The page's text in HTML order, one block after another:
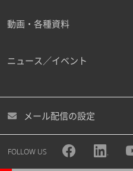
動画・各種資料
ニュース／イベント
メール配信の設定
FOLLOW US